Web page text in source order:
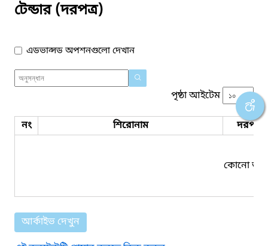
টেন্ডার (দরপত্র)
এডভান্সড অপশনগুলো দেখান
পৃষ্ঠা আইটেম
নং শিরোনাম দরপত্র
কোনো তথ্য
আর্কাইভ দেখুন